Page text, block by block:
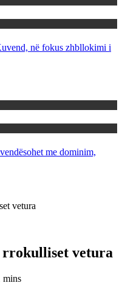
në fokus zhbllokimi i
me dominim,
vetura
vetura
mins